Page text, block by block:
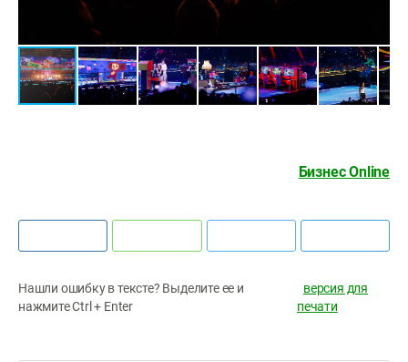
Бизнес Online
Нашли ошибку в тексте? Выделите ее и
нажмите Ctrl + Enter
версия для
печати